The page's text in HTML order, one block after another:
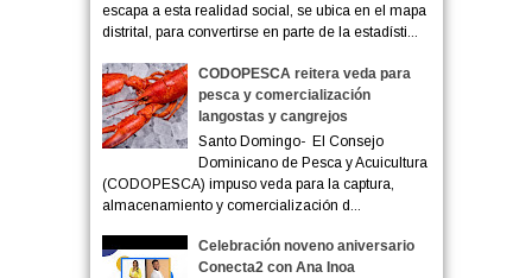
escapa a esta realidad social, se ubica en el mapa
distrital, para convertirse en parte de la estadísti...
CODOPESCA reitera veda para
pesca y comercialización
langostas y cangrejos
Santo Domingo- El Consejo
Dominicano de Pesca y Acuicultura
(CODOPESCA) impuso veda para la captura,
almacenamiento y comercialización d...
Celebración noveno aniversario
Conecta2 con Ana Inoa